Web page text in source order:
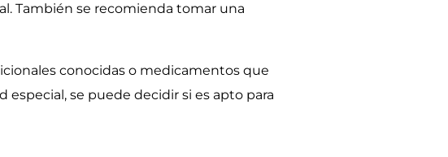
También se recomienda tomar una
conocidas o medicamentos que
se puede decidir si es apto para